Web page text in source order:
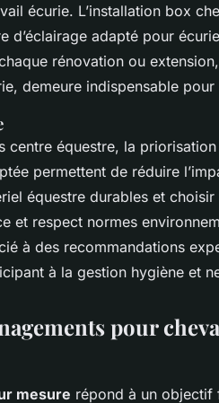
écurie. L’installation box
d’éclairage adapté pour
rénovation ou
demeure indispensable
centre équestre, la
permettent de réduire
équestre durables et
et respect normes
à des recommandations
à la gestion hygiène et
pour
mesure répond à un